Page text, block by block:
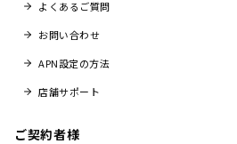
よくあるご質問
お問い合わせ
APN設定の方法
店舗サポート
ご契約者様